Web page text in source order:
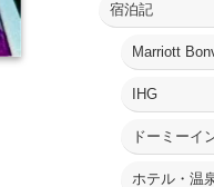
宿泊記
Marriott
IHG
ドーミーイ
ホテル・温